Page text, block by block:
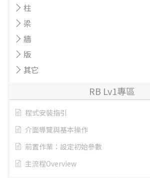
柱
梁
牆
版
其它
RB Lv1專區
程式安裝指引
介面導覽與基本操作
前置作業：設定初始參數
主流程Overview